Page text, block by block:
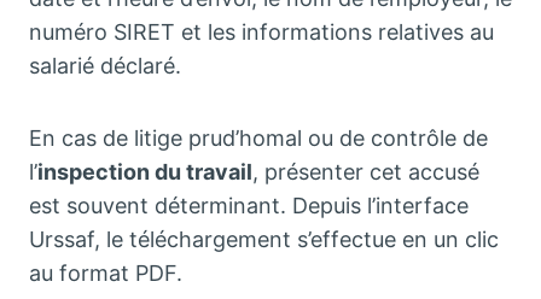
numéro SIRET et les informations relatives au
salarié déclaré.
En cas de litige prud’homal ou de contrôle de
l’inspection du travail, présenter cet accusé
est souvent déterminant. Depuis l’interface
Urssaf, le téléchargement s’effectue en un clic
au format PDF.